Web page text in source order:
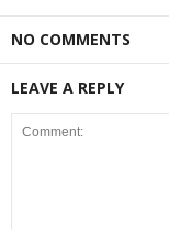
NO COMMENTS
LEAVE A REPLY